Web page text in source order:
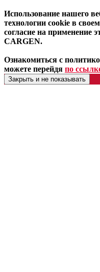
Использование нашего
технологии cookie в
согласие на применение
CARGEN.
Ознакомиться с
можете перейдя по
Закрыть и не показывать